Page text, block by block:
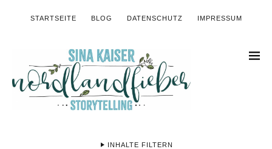
STARTSEITE BLOG DATENSCHUTZ IMPRESSUM
INHALTE FILTERN